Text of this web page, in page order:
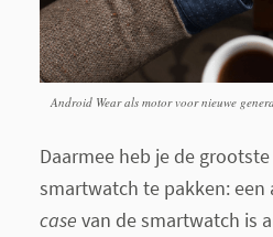
Android Wear als motor voor nieuwe
Daarmee heb je de
smartwatch te pakken:
case van de smartwatch is